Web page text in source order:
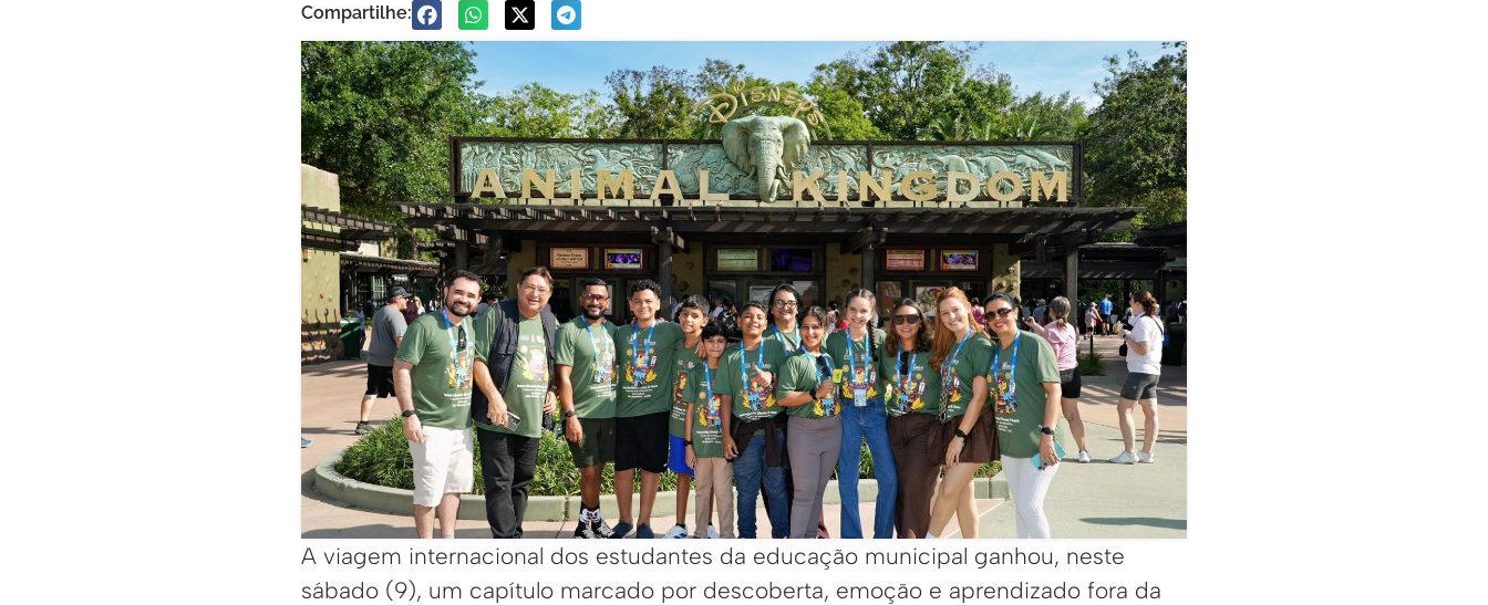
Compartilhe:
A viagem internacional dos estudantes da educação municipal ganhou, neste
sábado (9), um capítulo marcado por descoberta, emoção e aprendizado fora da